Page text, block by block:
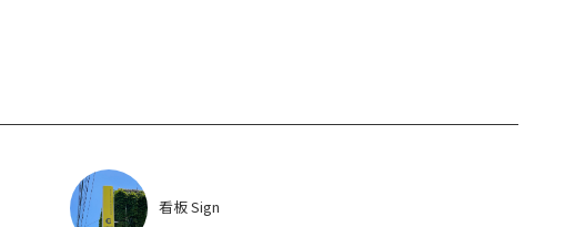
看板 Sign